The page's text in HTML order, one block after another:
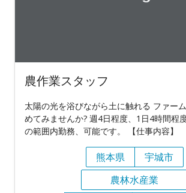
農作業スタッフ
太陽の光を浴びながら土に触れる ファー
めてみませんか? 週4日程度、1日4時間程
の範囲内勤務、可能です。 【仕事内容】
熊本県
宇城市
農林水産業